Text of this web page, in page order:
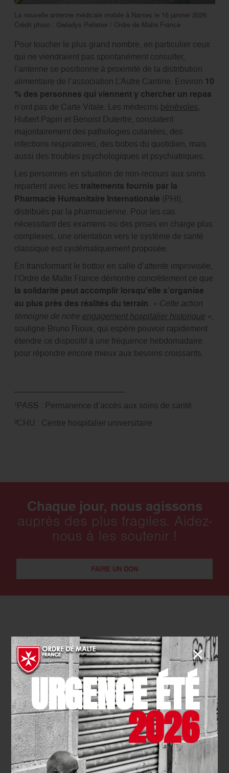
La nouvelle antenne médicale mobile à Nantes le 16 janvier 2026.
Crédit photo : Gwladys Pelletier / Ordre de Malte France
Pour toucher le plus grand nombre, en particulier ceux
qui ne viendraient pas spontanément consulter,
l’antenne se positionne à proximité de la distribution
alimentaire de l’association L’Autre Cantine. Environ 10
% des personnes qui viennent y chercher un repas
n’ont pas de Carte Vitale. Les médecins bénévoles,
Hubert Papin et Benoist Dutertre, constatent
majoritairement des pathologies cutanées, des
infections respiratoires, des bobos du quotidien, mais
aussi des troubles psychologiques et psychiatriques.
Les personnes en situation de non-recours aux soins
repartent avec les traitements fournis par la
Pharmacie Humanitaire Internationale (PHI),
distribués par la pharmacienne. Pour les cas
nécessitant des examens ou des prises en charge plus
complexes, une orientation vers le système de santé
classique est systématiquement proposée.
En transformant le trottoir en salle d’attente improvisée,
l’Ordre de Malte France démontre concrètement ce que
la solidarité peut accomplir lorsqu’elle s’organise
au plus près des réalités du terrain. « Cette action
témoigne de notre engagement hospitalier historique»,
souligne Bruno Rioux, qui espère pouvoir rapidement
étendre ce dispositif à une fréquence hebdomadaire
pour répondre encore mieux aux besoins croissants.
¹PASS : Permanence d’accès aux soins de santé
²CHU : Centre hospitalier universitaire
Chaque jour, nous agissons
auprès des plus fragiles. Aidez-
nous à les soutenir !
FAIRE UN DON
Actualités qui pourraient vous intéresser
URGENCE ÉTÉ
2026